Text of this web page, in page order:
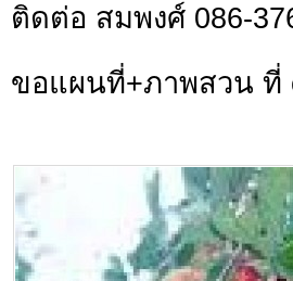
ติดต่อ สมพงศ์ 086-
ขอแผนที่+ภาพสวน ที่